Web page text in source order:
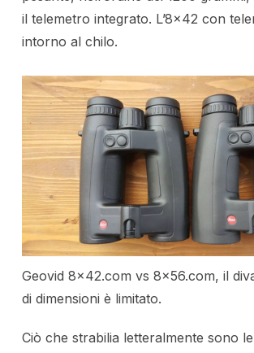
il telemetro integrato. L’8×42 con
intorno al chilo.
Geovid 8×42.com vs 8×56.com, il
di dimensioni è limitato.
Ciò che strabilia letteralmente sono